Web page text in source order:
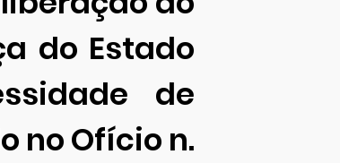
do Estado
de
no Ofício n.